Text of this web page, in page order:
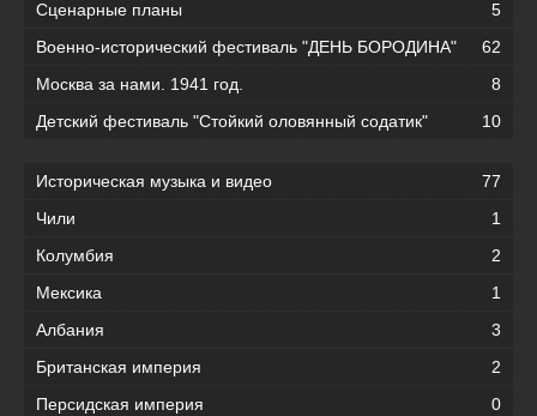
Сценарные планы
5
Военно-исторический фестиваль "ДЕНЬ БОРОДИНА"
62
Москва за нами. 1941 год.
8
Детский фестиваль "Стойкий оловянный содатик"
10
Историческая музыка и видео
77
Чили
1
Колумбия
2
Мексика
1
Албания
3
Британская империя
2
Персидская империя
0